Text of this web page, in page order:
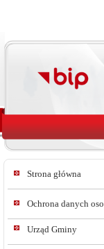
Strona główna
Ochrona danych
Urząd Gminy